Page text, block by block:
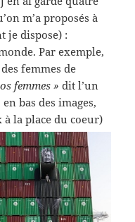
m’a proposés à
je dispose) :
Par exemple,
femmes de
femmes » dit l’un
bas des images,
à la place du coeur)